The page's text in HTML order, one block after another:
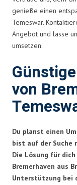
genieße einen
Temeswar.
Angebot und lasse
umsetzen.
von
Du planst einen
bist auf der Suche
Die Lösung für
Bremerhaven aus
Unterstützung bei